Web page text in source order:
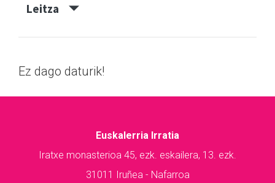
Leitza
Ez dago daturik!
Euskalerria Irratia
Iratxe monasterioa 45, ezk. eskailera, 13. ezk.
31011 Iruñea - Nafarroa